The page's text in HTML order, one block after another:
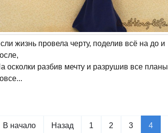
жизнь провела черту, поделив всё на до и
осколки разбив мечту и разрушив все планы
В начало Назад 1 2 3 4